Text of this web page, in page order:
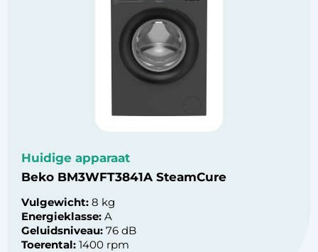
Huidige apparaat
Beko BM3WFT3841A SteamCure
Vulgewicht: 8 kg
Energieklasse: A
Geluidsniveau: 76 dB
Toerental: 1400 rpm